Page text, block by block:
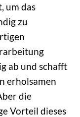
um das
zu
ab und schafft
erholsamen
die
Vorteil dieses